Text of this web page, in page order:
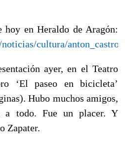
hoy en Heraldo de Aragón:
cultura/
ayer, en el Teatro
‘El paseo en bicicleta’
Hubo muchos amigos,
a todo. Fue un placer. Y
Zapater.